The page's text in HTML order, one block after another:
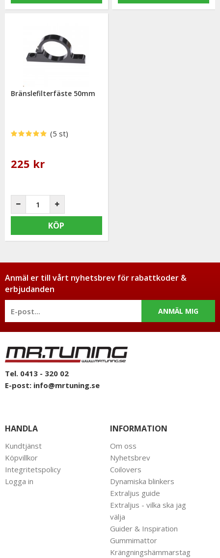
Bränslefilterfäste 50mm
(5 st)
225 kr
KÖP
Anmäl er till vårt nyhetsbrev för rabattkoder &
erbjudanden
ANMÄL MIG
Tel. 0413 - 320 02
E-post: info@mrtuning.se
HANDLA
Kundtjänst
Köpvillkor
Integritetspolicy
Logga in
INFORMATION
Om oss
Nyhetsbrev
Coilovers
Dynamiska blinkers
Extraljus guide
Extraljus - vilka ska jag
välja
Guider & Inspiration
Gummimattor
Krängningshämmarstag